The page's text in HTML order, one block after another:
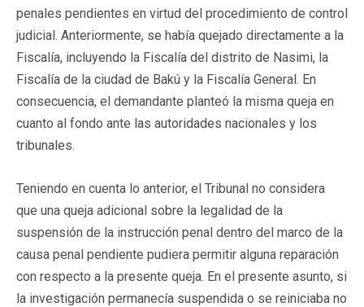
penales pendientes en virtud del procedimiento de control
judicial. Anteriormente, se había quejado directamente a la
Fiscalía, incluyendo la Fiscalía del distrito de Nasimi, la
Fiscalía de la ciudad de Bakú y la Fiscalía General. En
consecuencia, el demandante planteó la misma queja en
cuanto al fondo ante las autoridades nacionales y los
tribunales.
Teniendo en cuenta lo anterior, el Tribunal no considera
que una queja adicional sobre la legalidad de la
suspensión de la instrucción penal dentro del marco de la
causa penal pendiente pudiera permitir alguna reparación
con respecto a la presente queja. En el presente asunto, si
la investigación permanecía suspendida o se reiniciaba no